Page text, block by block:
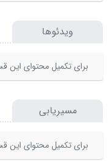
ویدئوها
برای تکمیل محتوای این
مسیریابی
برای تکمیل محتوای این